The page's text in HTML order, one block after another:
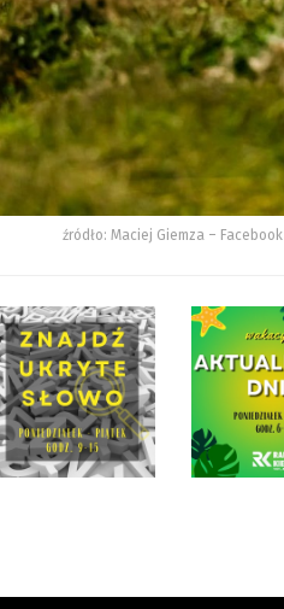
źródło: Maciej Giemza – Facebook